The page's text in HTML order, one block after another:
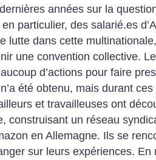
années sur la
particulier, des salarié.es
lutte dans cette
une convention collective.
d’actions pour faire
été obtenu, mais durant
et travailleuses ont
construisant un réseau
en Allemagne. Ils se
sur leurs expériences. En